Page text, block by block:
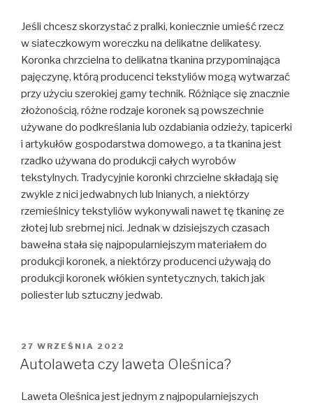
Jeśli chcesz skorzystać z pralki, koniecznie umieść rzecz
w siateczkowym woreczku na delikatne delikatesy.
Koronka chrzcielna to delikatna tkanina przypominająca
pajęczynę, którą producenci tekstyliów mogą wytwarzać
przy użyciu szerokiej gamy technik. Różniące się znacznie
złożonością, różne rodzaje koronek są powszechnie
używane do podkreślania lub ozdabiania odzieży, tapicerki
i artykułów gospodarstwa domowego, a ta tkanina jest
rzadko używana do produkcji całych wyrobów
tekstylnych. Tradycyjnie koronki chrzcielne składają się
zwykle z nici jedwabnych lub lnianych, a niektórzy
rzemieślnicy tekstyliów wykonywali nawet tę tkaninę ze
złotej lub srebrnej nici. Jednak w dzisiejszych czasach
bawełna stała się najpopularniejszym materiałem do
produkcji koronek, a niektórzy producenci używają do
produkcji koronek włókien syntetycznych, takich jak
poliester lub sztuczny jedwab.
OPUBLIKOWANE
W
27 WRZEŚNIA 2022
Autolaweta czy laweta Oleśnica?
Laweta Oleśnica jest jednym z najpopularniejszych